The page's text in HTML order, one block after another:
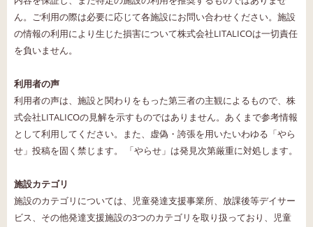
ん。ご利用の際は必要に応じて各施設にお問い合わせください。施設
の情報の利用により生じた損害について株式会社LITALICOは一切責任
を負いません。
利用者の声
利用者の声は、施設と関わりをもった第三者の主観によるもので、株
式会社LITALICOの見解を示すものではありません。あくまで参考情報
として利用してください。また、虚偽・誇張を用いたいわゆる「やら
せ」投稿を固く禁じます。 「やらせ」は発見次第厳重に対処します。
施設カテゴリ
施設のカテゴリについては、児童発達支援事業所、放課後等デイサー
ビス、その他発達支援施設の3つのカテゴリを取り扱っており、児童